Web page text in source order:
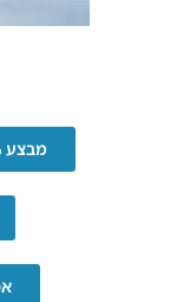
מבצע 15% הנחה ב-Booking.com